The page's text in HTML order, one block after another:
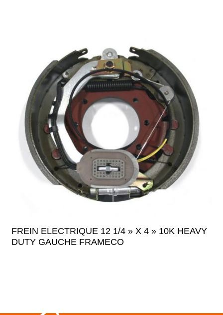
FREIN ELECTRIQUE 12 1/4 » X 4 » 10K HEAVY
DUTY GAUCHE FRAMECO